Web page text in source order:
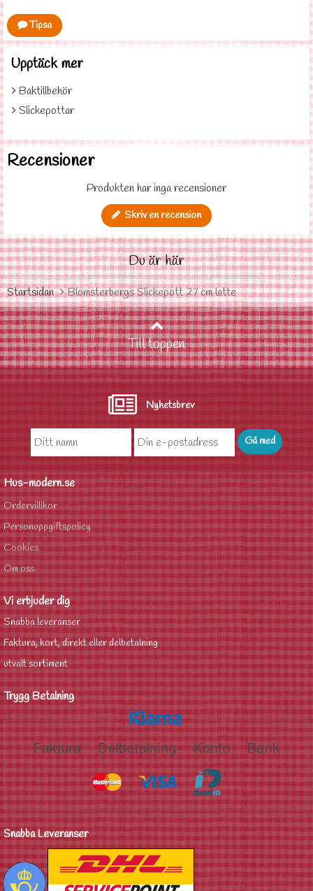
Tipsa
Upptäck mer
Baktillbehör
Slickepottar
Recensioner
Produkten har inga recensioner
Skriv en recension
Du är här
Startsidan Blomsterbergs Slickepott 27 cm latte
Till toppen
Nyhetsbrev
Hus-modern.se
Ordervilllkor
Personuppgiftspolicy
Cookies
Om oss
Vi erbjuder dig
Snabba leveranser
Faktura, kort, direkt eller delbetalning
utvalt sortiment
Trygg Betalning
Snabba Leveranser